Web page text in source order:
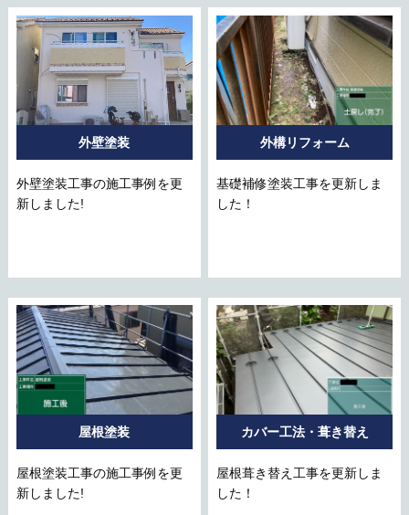
外壁塗装
外壁塗装工事の施工事例を更
新しました!
外構リフォーム
基礎補修塗装工事を更新しま
した！
屋根塗装
屋根塗装工事の施工事例を更
新しました!
カバー工法・葺き替え
屋根葺き替え工事を更新しま
した！